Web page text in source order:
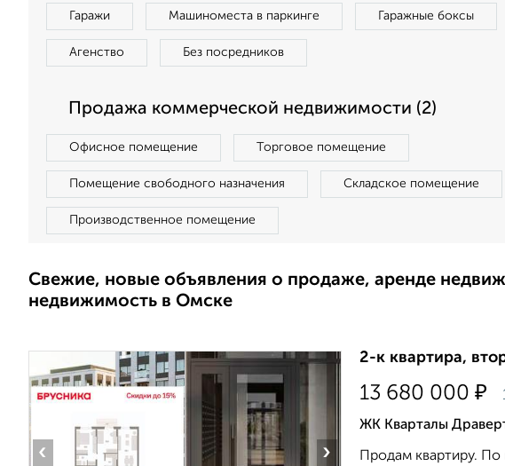
Гаражи Машиноместа в паркинге Гаражные боксы
Агенство Без посредников
Продажа коммерческой недвижимости (2)
Офисное помещение Торговое помещение
Помещение свободного назначения Складское помещение
Производственное помещение
Свежие, новые объявления о продаже, аренде
недвижимость в Омске
‹ ›
2-к квартира,
13 680 000 ₽
ЖК Кварталы
Продам квартиру.